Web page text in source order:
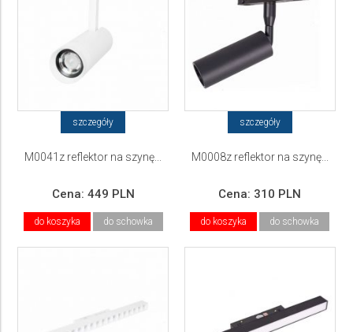
szczegóły
M0041z reflektor na szynę...
Cena: 449 PLN
do koszyka do schowka
szczegóły
M0008z reflektor na szynę...
Cena: 310 PLN
do koszyka do schowka